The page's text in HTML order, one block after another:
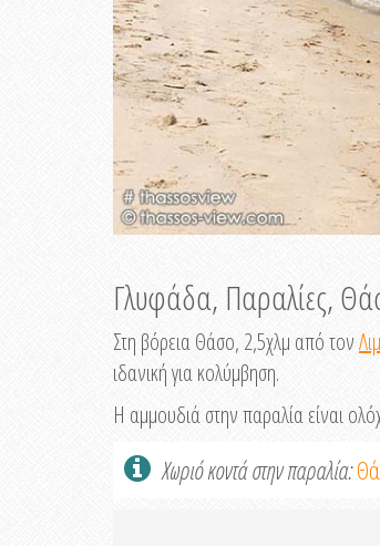
Γλυφάδα, Παραλίες,
Στη βόρεια Θάσο, 2,5χλμ από τον
ιδανική για κολύμβηση.
Η αμμουδιά στην παραλία είναι
Χωριό κοντά στην παραλία: